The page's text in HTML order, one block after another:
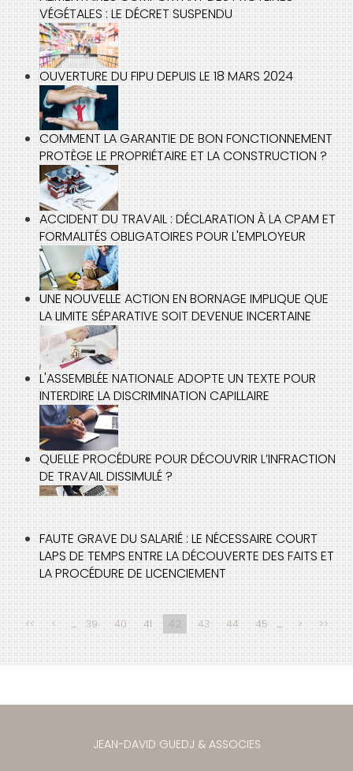
VÉGÉTALES : LE DÉCRET SUSPENDU
OUVERTURE DU FIPU DEPUIS LE 18 MARS 2024
COMMENT LA GARANTIE DE BON FONCTIONNEMENT
PROTÈGE LE PROPRIÉTAIRE ET LA CONSTRUCTION ?
ACCIDENT DU TRAVAIL : DÉCLARATION À LA CPAM ET
FORMALITÉS OBLIGATOIRES POUR L'EMPLOYEUR
UNE NOUVELLE ACTION EN BORNAGE IMPLIQUE QUE
LA LIMITE SÉPARATIVE SOIT DEVENUE INCERTAINE
L'ASSEMBLÉE NATIONALE ADOPTE UN TEXTE POUR
INTERDIRE LA DISCRIMINATION CAPILLAIRE
QUELLE PROCÉDURE POUR DÉCOUVRIR L’INFRACTION
DE TRAVAIL DISSIMULÉ ?
FAUTE GRAVE DU SALARIÉ : LE NÉCESSAIRE COURT
LAPS DE TEMPS ENTRE LA DÉCOUVERTE DES FAITS ET
LA PROCÉDURE DE LICENCIEMENT
<< < ... 39 40 41 42 43 44 45 ... > >>
JEAN-DAVID GUEDJ & ASSOCIES